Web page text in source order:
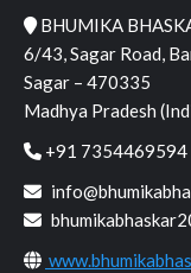
BHUMIKA
6/43, Sagar Road,
Sagar – 470335
Madhya Pradesh
+91 7354469594